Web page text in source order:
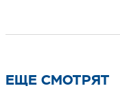
ЕЩЕ СМОТРЯТ